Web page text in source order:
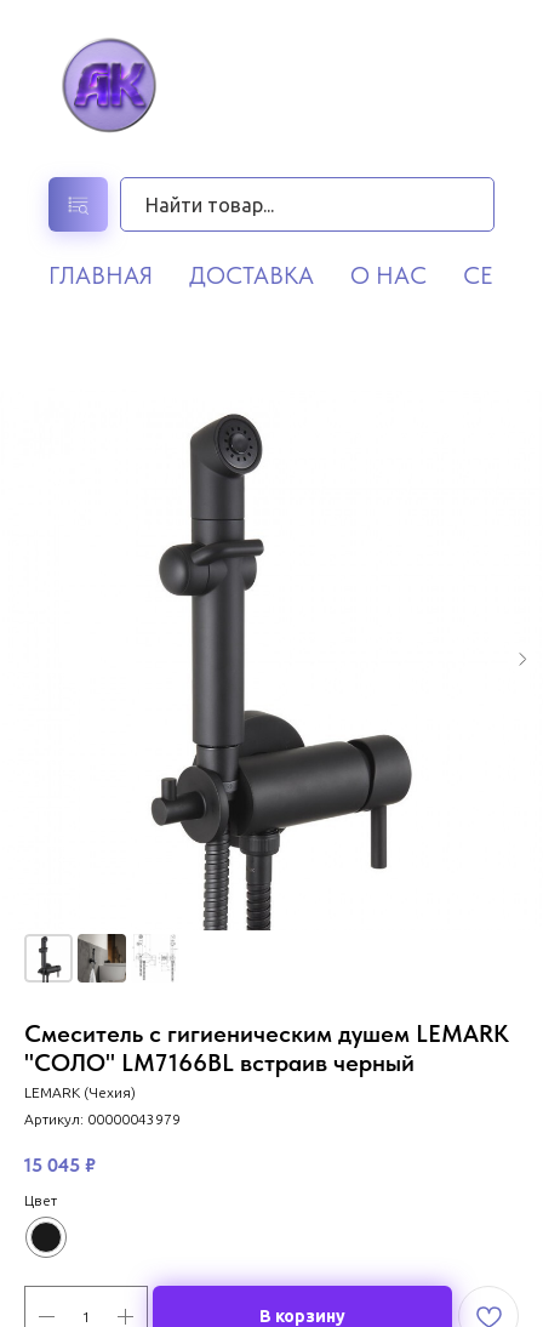
ГЛАВНАЯ ДОСТАВКА О НАС
Смеситель с гигиеническим душем LEMARK
"СОЛО" LM7166BL встраив черный
LEMARK (Чехия)
Артикул: 00000043979
15 045 ₽
Цвет
В корзину